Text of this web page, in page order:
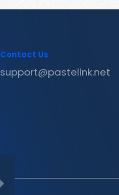
Contact Us
support@pastelink.net